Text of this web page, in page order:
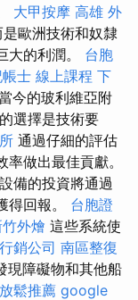
大甲按摩 高雄 外
歐洲技術和奴隸
大的利潤。 台胞
士 線上課程 下
今的玻利維亞附
選擇是技術要
通過仔細的評估
做出最佳貢獻。
備的投資將通過
得回報。 台胞證
竹外燴 這些系統使
銷公司 南區整復
現障礙物和其他船
鬆推薦 google